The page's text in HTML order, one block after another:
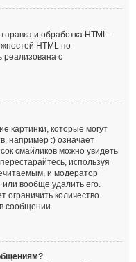
и обработка HTML-
HTML по
с
картинки, которые могут
например :) означает
смайликов можно увидеть
используя
и модератор
вообще удалить его.
количество
сообщении.